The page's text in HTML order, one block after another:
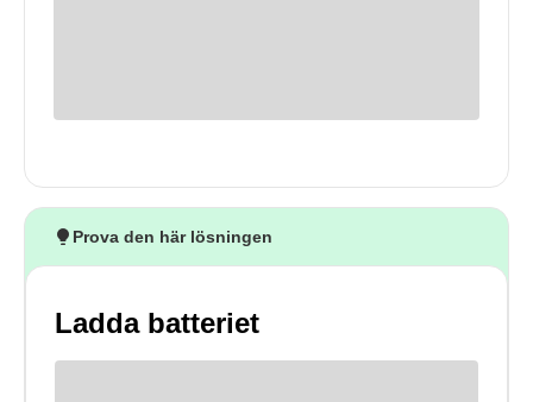
Prova den här lösningen
Ladda batteriet